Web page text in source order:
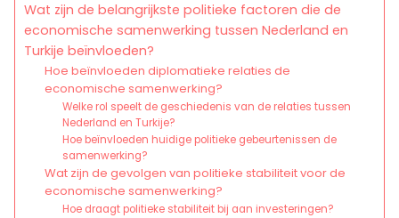
Wat zijn de belangrijkste politieke factoren die de
economische samenwerking tussen Nederland en
Turkije beïnvloeden?
Hoe beïnvloeden diplomatieke relaties de
economische samenwerking?
Welke rol speelt de geschiedenis van de relaties tussen
Nederland en Turkije?
Hoe beïnvloeden huidige politieke gebeurtenissen de
samenwerking?
Wat zijn de gevolgen van politieke stabiliteit voor de
economische samenwerking?
Hoe draagt politieke stabiliteit bij aan investeringen?